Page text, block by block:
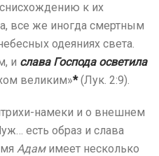
к их
все же иногда смертным
одеяниях света.
и слава Господа осветила
великим»*(Лук. 2:9).
намеки и о внешнем
есть образ и слава
Адамимеет несколько